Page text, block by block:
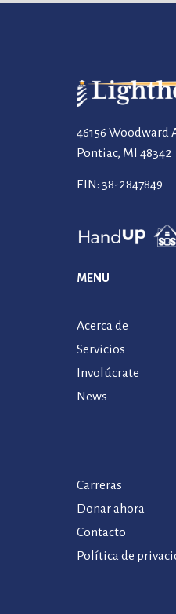
46156 Woodward
Pontiac, MI 48342
EIN: 38-2847849
MENU
Acerca de
Servicios
Involúcrate
News
Carreras
Donar ahora
Contacto
Política de